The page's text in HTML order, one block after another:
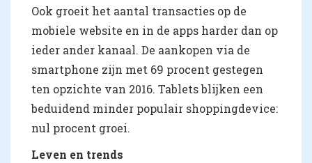
Ook groeit het aantal transacties op de
mobiele website en in de apps harder dan op
ieder ander kanaal. De aankopen via de
smartphone zijn met 69 procent gestegen
ten opzichte van 2016. Tablets blijken een
beduidend minder populair shoppingdevice:
nul procent groei.
Leven en trends